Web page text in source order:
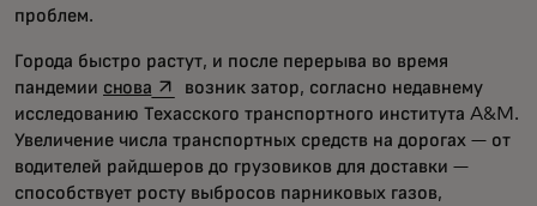
проблем.
Города быстро растут, и после перерыва во время
пандемии сноваopens in a new tab
возник затор, согласно недавнему
исследованию Техасского транспортного института A&M.
Увеличение числа транспортных средств на дорогах — от
водителей райдшеров до грузовиков для доставки —
способствует росту выбросов парниковых газов,